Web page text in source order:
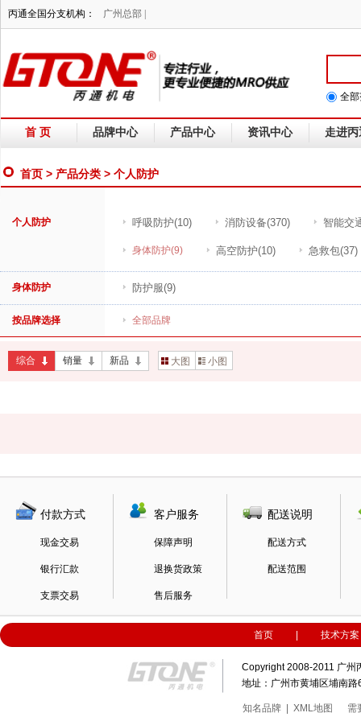
丙通全国分支机构： 广州总部 |
全
首 页 品牌中心 产品中心 资讯中心 走进丙
首页 > 产品分类 > 个人防护
个人防护 呼吸防护(10) 消防设备(370) 智能交
身体防护(9) 高空防护(10) 急救包(37)
身体防护 防护服(9)
按品牌选择 全部品牌
综合 销量 新品 大图 小图
付款方式
现金交易
银行汇款
支票交易
客户服务
保障声明
退换货政策
售后服务
配送说明
配送方式
配送范围
首页 技术方案
Copyright 2008-2011 广州
地址：广州市黄埔区埔南
知名品牌 XML地图 需